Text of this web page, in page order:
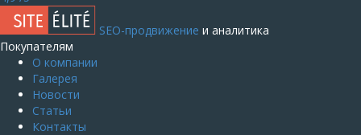
SEO-продвижение и аналитика
Покупателям
О компании
Галерея
Новости
Статьи
Контакты